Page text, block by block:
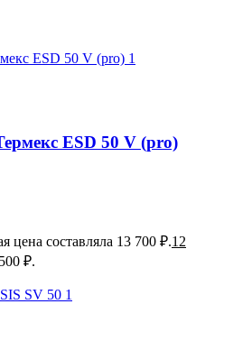
ESD 50 V (pro)
цена составляла 13 700 ₽.12
₽.